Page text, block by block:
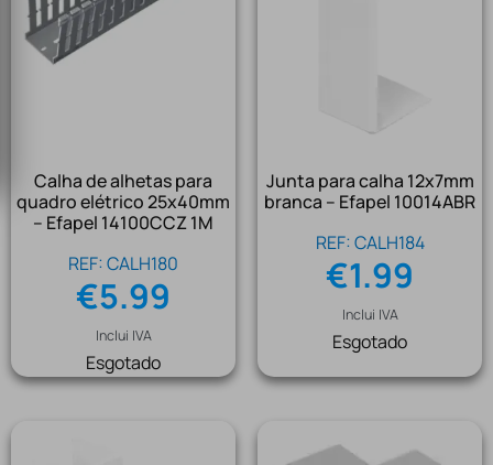
Calha de alhetas para
quadro elétrico 25x40mm
– Efapel 14100CCZ 1M
REF: CALH180
€5.99
Inclui IVA
Esgotado
Junta para calha 12x7mm
branca – Efapel 10014ABR
REF: CALH184
€1.99
Inclui IVA
Esgotado